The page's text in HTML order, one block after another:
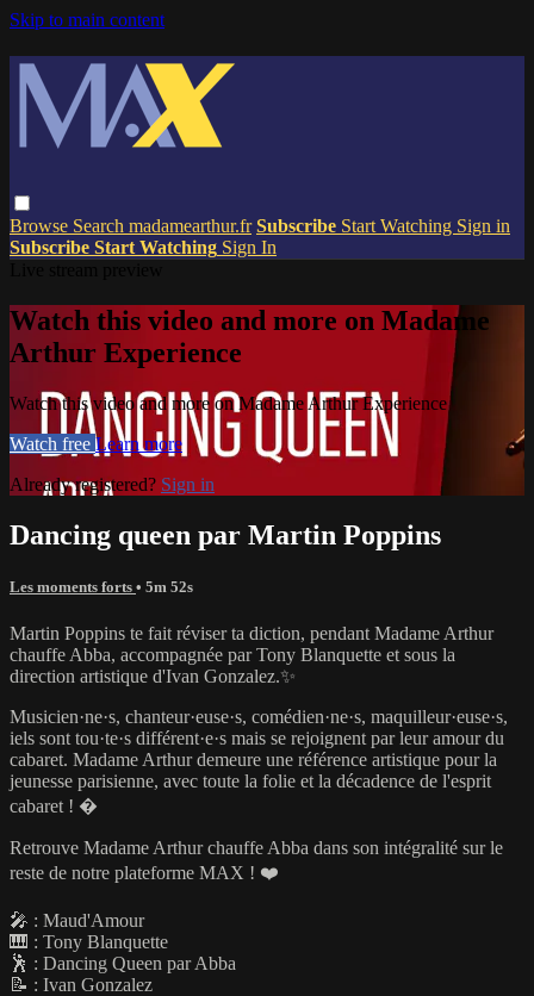
Skip to main content
Browse Search madamearthur.fr Subscribe Start Watching Sign in
Subscribe Start Watching Sign In
Watch this video and more on Madame
Arthur Experience
Watch this video and more on Madame Arthur Experience
Watch free Learn more
Already registered? Sign in
Dancing queen par Martin Poppins
Les moments forts • 5m 52s
Martin Poppins te fait réviser ta diction, pendant Madame Arthur
chauffe Abba, accompagnée par Tony Blanquette et sous la
direction artistique d'Ivan Gonzalez.✨
Musicien·ne·s, chanteur·euse·s, comédien·ne·s, maquilleur·euse·s,
iels sont tou·te·s différent·e·s mais se rejoignent par leur amour du
cabaret. Madame Arthur demeure une référence artistique pour la
jeunesse parisienne, avec toute la folie et la décadence de l'esprit
cabaret ! �
Retrouve Madame Arthur chauffe Abba dans son intégralité sur le
reste de notre plateforme MAX ! ❤️
🎤 : Maud'Amour
🎹 : Tony Blanquette
🕺 : Dancing Queen par Abba
📝 : Ivan Gonzalez